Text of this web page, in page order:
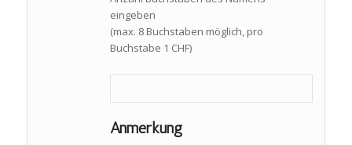
eingeben
(max. 8 Buchstaben möglich, pro
Buchstabe 1 CHF)
Anmerkung